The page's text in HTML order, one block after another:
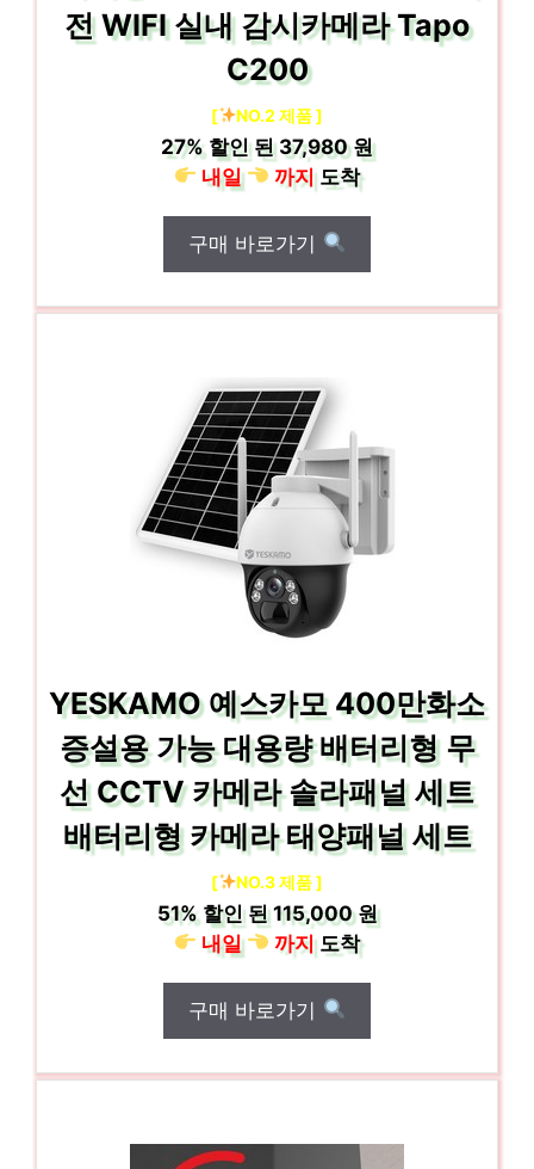
전 WIFI 실내 감시카메라 Tapo
C200
[ NO.2 제품 ]
27% 할인 된37,980 원
내일
까지도착
구매 바로가기
YESKAMO 예스카모 400만화소
증설용 가능 대용량 배터리형 무
선 CCTV 카메라 솔라패널 세트
배터리형 카메라 태양패널 세트
[ NO.3 제품 ]
51%할인 된115,000 원
내일
까지도착
구매 바로가기